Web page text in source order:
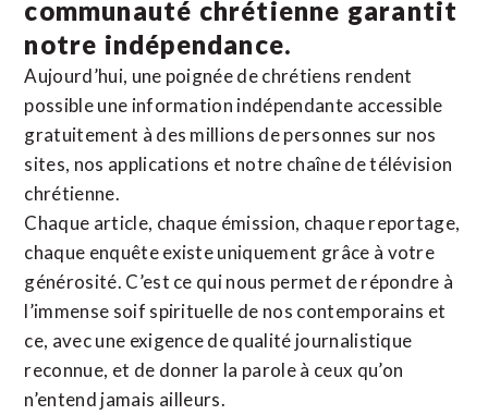
communauté chrétienne garantit
notre indépendance.
Aujourd’hui, une poignée de chrétiens rendent
possible une information indépendante accessible
gratuitement à des millions de personnes sur nos
sites, nos applications et notre chaîne de télévision
chrétienne.
Chaque article, chaque émission, chaque reportage,
chaque enquête existe uniquement grâce à votre
générosité. C’est ce qui nous permet de répondre à
l’immense soif spirituelle de nos contemporains et
ce, avec une exigence de qualité journalistique
reconnue, et de donner la parole à ceux qu’on
n’entend jamais ailleurs.